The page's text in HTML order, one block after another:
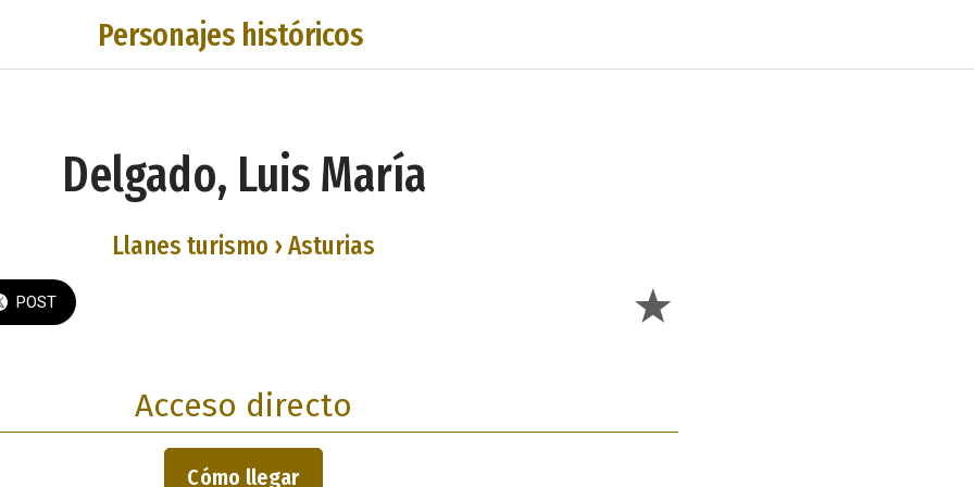
Personajes históricos
Delgado, Luis María
Llanes turismo › Asturias
POST
Acceso directo
Cómo llegar